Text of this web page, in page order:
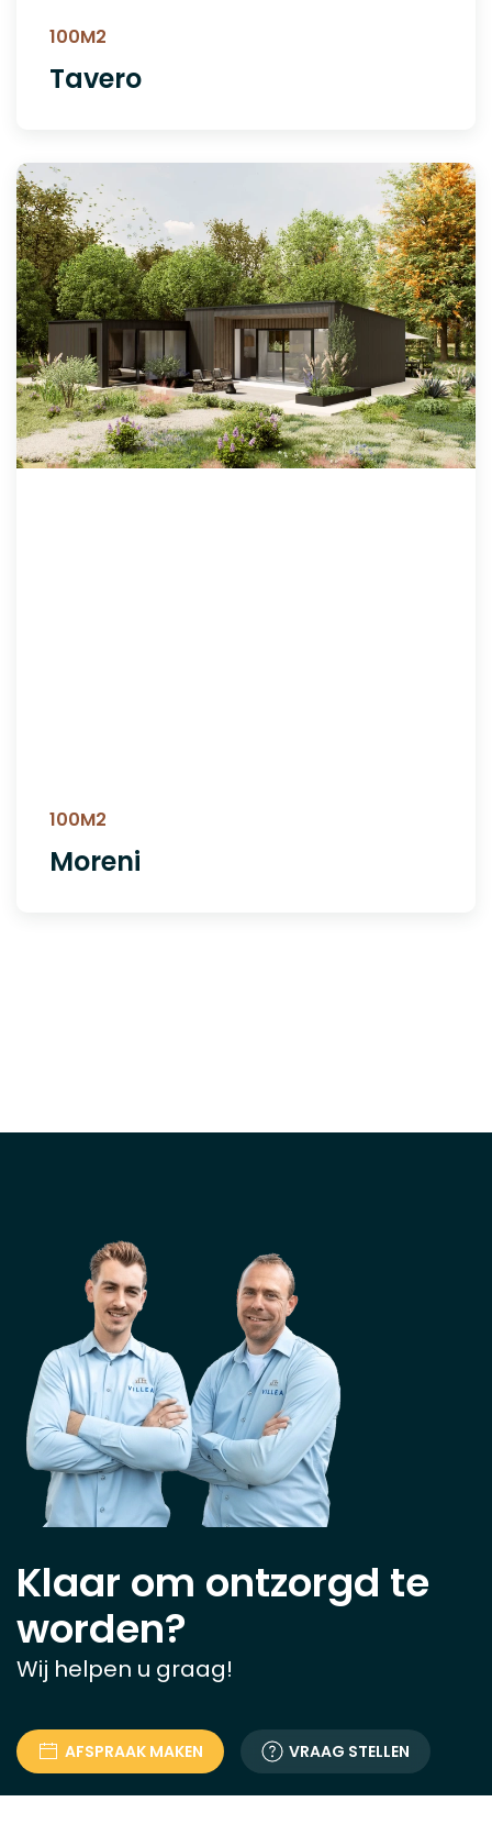
100M2
Tavero
100M2
Moreni
Klaar om ontzorgd te
worden?
Wij helpen u graag!
AFSPRAAK MAKEN VRAAG STELLEN